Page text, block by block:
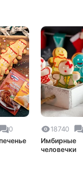
0
18740
Имбирные
человечки